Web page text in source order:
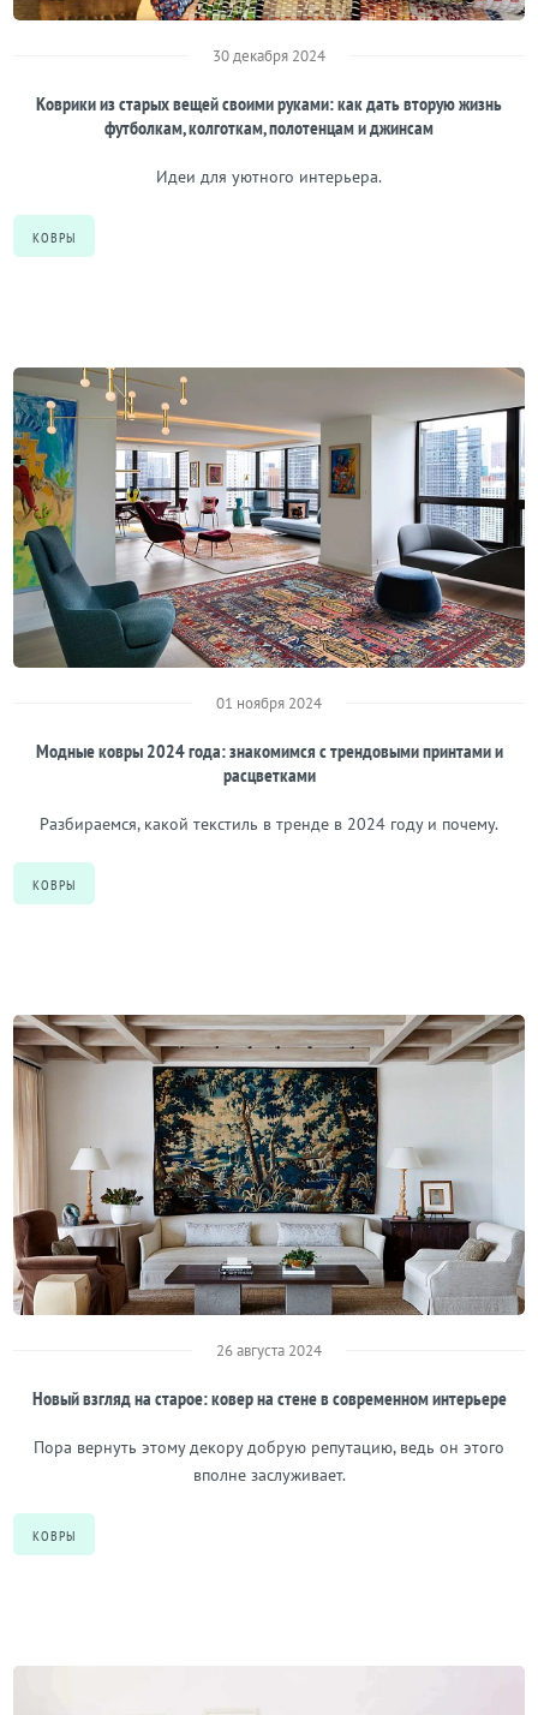
30 декабря 2024
Коврики из старых вещей своими руками: как дать вторую жизнь
футболкам, колготкам, полотенцам и джинсам
Идеи для уютного интерьера.
КОВРЫ
01 ноября 2024
Модные ковры 2024 года: знакомимся с трендовыми принтами и
расцветками
Разбираемся, какой текстиль в тренде в 2024 году и почему.
КОВРЫ
26 августа 2024
Новый взгляд на старое: ковер на стене в современном интерьере
Пора вернуть этому декору добрую репутацию, ведь он этого
вполне заслуживает.
КОВРЫ